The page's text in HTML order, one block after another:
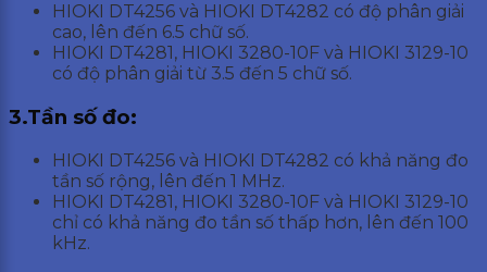
HIOKI DT4256 và HIOKI DT4282 có độ phân giải
cao, lên đến 6.5 chữ số.
HIOKI DT4281, HIOKI 3280-10F và HIOKI 3129-10
có độ phân giải từ 3.5 đến 5 chữ số.
3.Tần số đo:
HIOKI DT4256 và HIOKI DT4282 có khả năng đo
tần số rộng, lên đến 1 MHz.
HIOKI DT4281, HIOKI 3280-10F và HIOKI 3129-10
chỉ có khả năng đo tần số thấp hơn, lên đến 100
kHz.